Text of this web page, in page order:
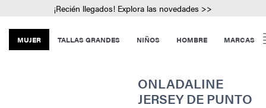
¡Recién llegados! Explora las novedades >>
MUJER TALLAS GRANDES NIÑOS HOMBRE MARCAS
ONLADALINE
JERSEY DE PUNTO